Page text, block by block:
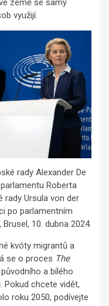
země se samy
využijí.
rady Alexander De
Roberta
rady Ursula von der
po parlamentním
10. dubna 2024.
kvóty migrantů a
se o proces The
a bílého
Pokud chcete vidět,
roku 2050, podívejte